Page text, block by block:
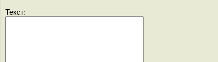
Текст: